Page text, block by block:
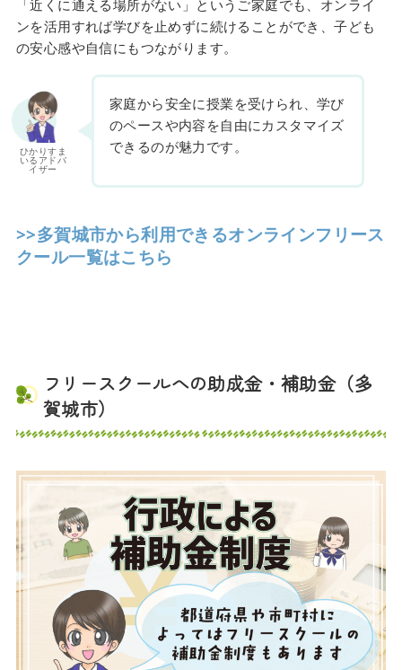
「近くに通える場所がない」というご家庭でも、オンライ
ンを活用すれば学びを止めずに続けることができ、子ども
の安心感や自信にもつながります。
ひかりすま
いるアドバ
イザー
家庭から安全に授業を受けられ、学び
のペースや内容を自由にカスタマイズ
できるのが魅力です。
>>多賀城市から利用できるオンラインフリース
クール一覧はこちら
フリースクールへの助成金・補助金（多
賀城市）